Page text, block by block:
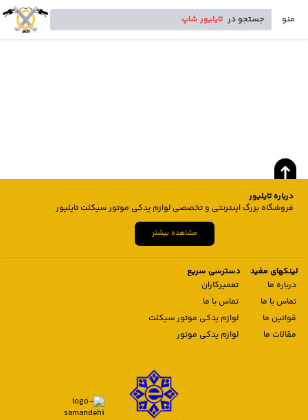
منو جستجو در تایلیور شاپ
درباره تایلیور
فروشگاه بزرگ اینترنتی و تخصصی لوازم یدکی موتور سیکلت تایلیور
مشاهده بیشتر
لینکهای مفید
درباره ما
تماس با ما
قوانین ما
مقالات ما
دسترسی سریع
تعمیرکاران
تماس با ما
لوازم یدکی موتور سیکلت
لوازم یدکی موتور